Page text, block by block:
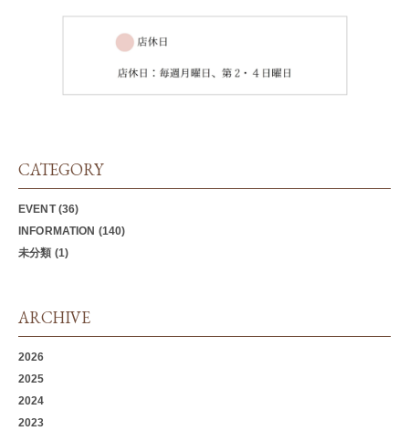
CATEGORY
EVENT(36)
INFORMATION (140)
未分類 (1)
ARCHIVE
2026
2025
2024
2023